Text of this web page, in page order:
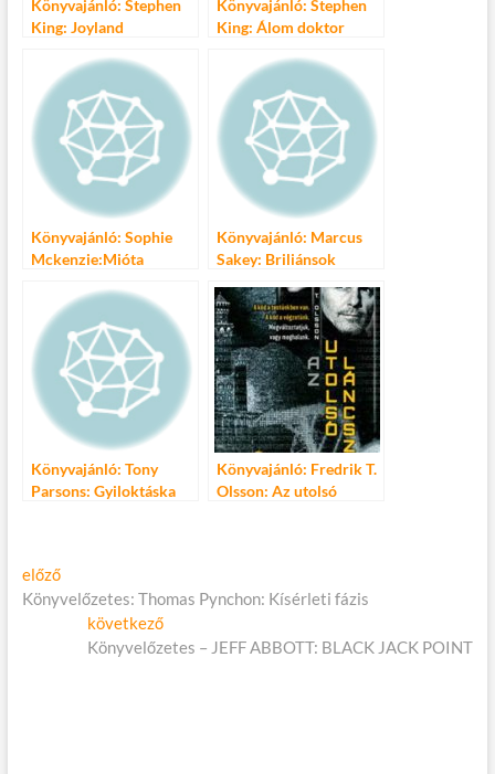
Könyvajánló: Stephen
King: Joyland
Könyvajánló: Stephen
King: Álom doktor
Könyvajánló: Sophie
Mckenzie:Mióta
Könyvajánló: Marcus
Sakey: Briliánsok
Könyvajánló: Tony
Parsons: Gyiloktáska
Könyvajánló: Fredrik T.
Olsson: Az utolsó
Bejegyzés
navigáció
előzőElőző
cikk:
Könyvelőzetes: Thomas Pynchon: Kísérleti fázis
következőKövetkező
cikk:
Könyvelőzetes – JEFF ABBOTT: BLACK JACK POINT